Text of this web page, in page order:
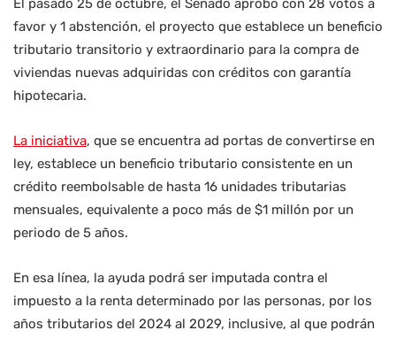
El pasado 25 de octubre, el Senado aprobó con 28 votos a
favor y 1 abstención, el proyecto que establece un beneficio
tributario transitorio y extraordinario para la compra de
viviendas nuevas adquiridas con créditos con garantía
hipotecaria.
La iniciativa, que se encuentra ad portas de convertirse en
ley, establece un beneficio tributario consistente en un
crédito reembolsable de hasta 16 unidades tributarias
mensuales, equivalente a poco más de $1 millón por un
periodo de 5 años.
En esa línea, la ayuda podrá ser imputada contra el
impuesto a la renta determinado por las personas, por los
años tributarios del 2024 al 2029, inclusive, al que podrán